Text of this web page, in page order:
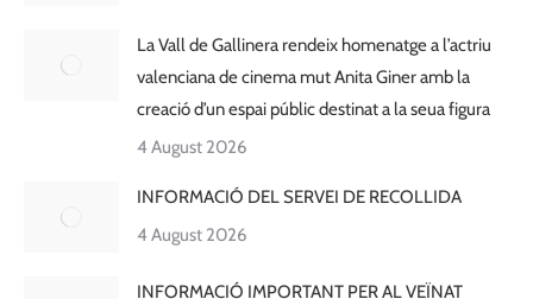
La Vall de Gallinera rendeix homenatge a l’actriu
valenciana de cinema mut Anita Giner amb la
creació d’un espai públic destinat a la seua figura
4 August 2026
INFORMACIÓ DEL SERVEI DE RECOLLIDA
4 August 2026
INFORMACIÓ IMPORTANT PER AL VEÏNAT